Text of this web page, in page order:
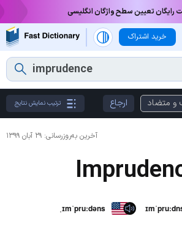
رایگان تعیین سطح واژگان انگلیسی
خرید اشتراک
و متضاد ارجاع ترتیب نمایش نتایج
آخرین به‌روزرسانی: ۲۹ آبان ۱۳۹۹
ˌɪmˈpruːdəns